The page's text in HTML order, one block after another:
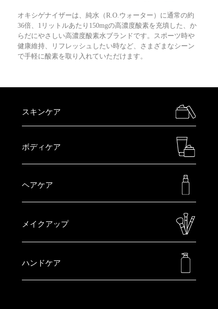
オキシゲナイザーは、純水（R.O.ウォーター）に通常の約
36倍、1リットルあたり150mgの高濃度酸素を充填した、か
らだにやさしい高濃度酸素水ブランドです。スポーツ時や
健康維持、リフレッシュしたい時など、さまざまなシーン
で手軽に酸素を取り入れていただけます。
スキンケア
ボディケア
ヘアケア
メイクアップ
ハンドケア